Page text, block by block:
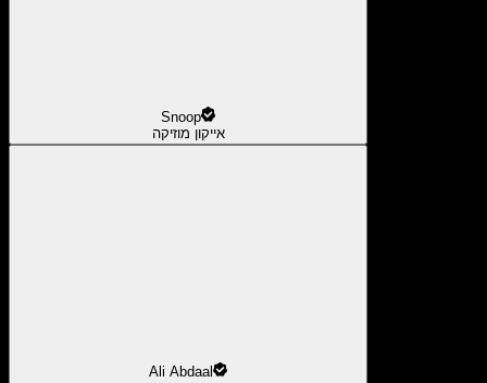
Snoop
אייקון מוזיקה
Ali Abdaal